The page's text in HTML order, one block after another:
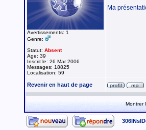
Avertissements: 1
Genre:
Statut: Absent
Age: 39
Inscrit le: 26 Mar 2006
Messages: 18825
Localisation: 59
Ma
Revenir en haut de page
Montrer